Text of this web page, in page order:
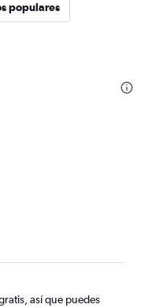
populares
así que puedes